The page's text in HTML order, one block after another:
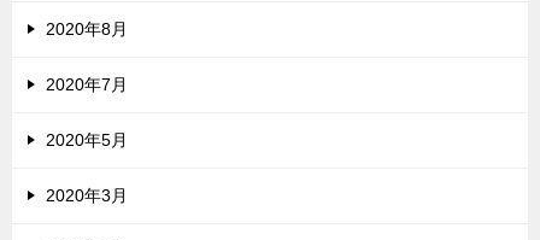
2020年8月
2020年7月
2020年5月
2020年3月